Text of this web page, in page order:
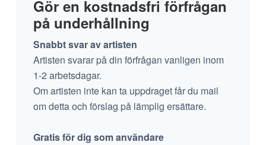
Gör en kostnadsfri förfrågan
på underhållning
Snabbt svar av artisten
Artisten svarar på din förfrågan vanligen inom
1-2 arbetsdagar.
Om artisten inte kan ta uppdraget får du mail
om detta och förslag på lämplig ersättare.
Gratis för dig som användare